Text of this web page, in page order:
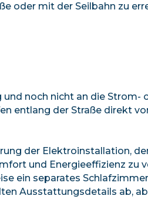
oder mit der Seilbahn zu
noch nicht an die Strom-
entlang der Straße direkt
der Elektroinstallation,
und Energieeffizienz zu
ein separates
Ausstattungsdetails ab,